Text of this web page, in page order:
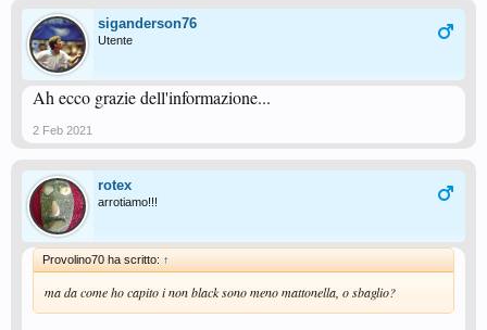
siganderson76
Utente
Ah ecco grazie dell'informazione...
2 Feb 2021
rotex
arrotiamo!!!
Provolino70 ha scritto: ↑
ma da come ho capito i non black sono meno mattonella, o sbaglio?